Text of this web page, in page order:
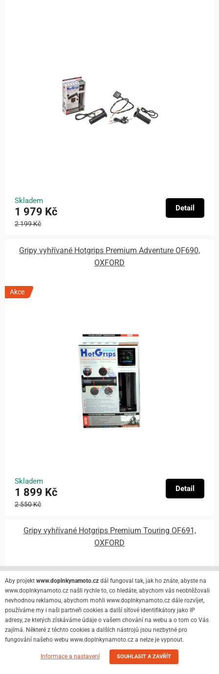
Skladem
1 979 Kč
2 199 Kč
Detail
Gripy vyhřívané Hotgrips Premium Adventure OF690,
OXFORD
Akce
Skladem
1 899 Kč
2 550 Kč
Detail
Gripy vyhřívané Hotgrips Premium Touring OF691,
OXFORD
Akce
Aby projekt www.doplnkynamoto.cz dál fungoval tak, jak ho znáte, abyste na
www.doplnkynamoto.cz našli rychle to, co hledáte, abychom vás neobtěžovali
nevhodnou reklamou, abychom mohli www.doplnkynamoto.cz dále rozvíjet,
používáme my i naši partneři cookies a další síťové identifikátory jako IP
adresy, ze kterých získáváme údaje o vašem chování na webu a o tom co Vás
zajímá. Některé z těchto cookies a dalších nástrojů jsou nezbytné pro
fungování našeho webu www.doplnkynamoto.cz a nelze je vypnout.
Informace a nastavení SOUHLASIT A ZAVŘÍT